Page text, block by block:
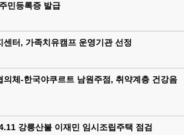
민등록증 발급
센터, 가족치유캠프 운영기관 선정
의체-한국야쿠르트 남원주점, 취약계층 건강음
강릉산불 이재민 임시조립주택 점검